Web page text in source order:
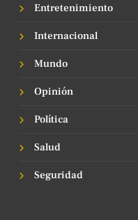
Entretenimiento
Internacional
Mundo
Opinión
Política
Salud
Seguridad